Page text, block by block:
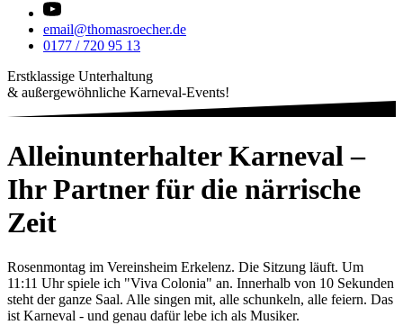
email@thomasroecher.de
0177 / 720 95 13
Erstklassige Unterhaltung
& außergewöhnliche Karneval-Events!
Alleinunterhalter Karneval –
Ihr Partner für die närrische
Zeit
Rosenmontag im Vereinsheim Erkelenz. Die Sitzung läuft. Um
11:11 Uhr spiele ich "Viva Colonia" an. Innerhalb von 10 Sekunden
steht der ganze Saal. Alle singen mit, alle schunkeln, alle feiern. Das
ist Karneval - und genau dafür lebe ich als Musiker.